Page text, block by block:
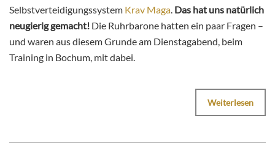
Selbstverteidigungssystem Krav Maga. Das hat uns natürlich
neugierig gemacht! Die Ruhrbarone hatten ein paar Fragen –
und waren aus diesem Grunde am Dienstagabend, beim
Training in Bochum, mit dabei.
Weiterlesen